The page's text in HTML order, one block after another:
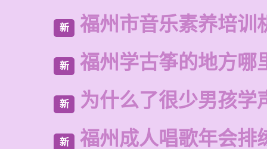
新 福州市音乐素养培训
新 福州学古筝的地方哪
新 为什么了很少男孩学
新 福州成人唱歌年会排